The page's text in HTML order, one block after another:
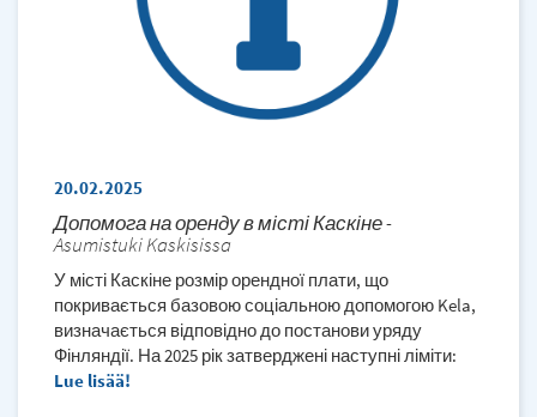
20.02.2025
Допомога на оренду в місті Каскіне -
Asumistuki Kaskisissa
У місті Каскіне розмір орендної плати, що
покривається базовою соціальною допомогою Kela,
визначається відповідно до постанови уряду
Фінляндії. На 2025 рік затверджені наступні ліміти:
Lue lisää